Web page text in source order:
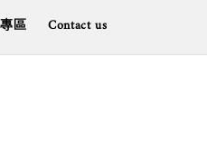
區 Contact us